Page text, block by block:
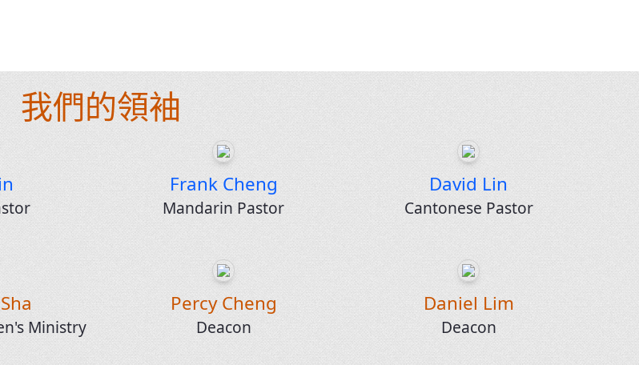
我們的領袖
Frank Cheng
Mandarin Pastor
David Lin
Cantonese Pastor
Ministry
Percy Cheng
Deacon
Daniel Lim
Deacon